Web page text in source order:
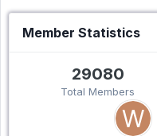
Member Statistics
29080
Total Members